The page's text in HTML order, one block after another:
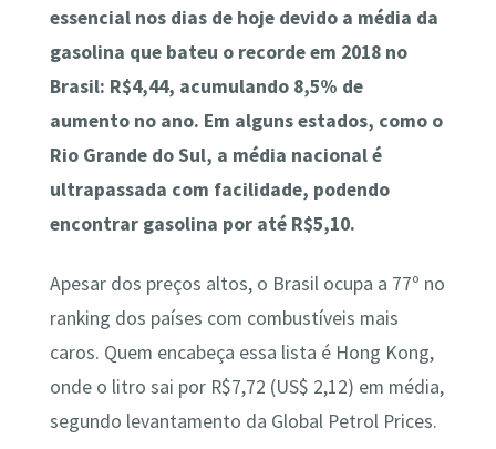
essencial nos dias de hoje devido a média da
gasolina que bateu o recorde em 2018 no
Brasil: R$4,44, acumulando 8,5% de
aumento no ano. Em alguns estados, como o
Rio Grande do Sul, a média nacional é
ultrapassada com facilidade, podendo
encontrar gasolina por até R$5,10.
Apesar dos preços altos, o Brasil ocupa a 77º no
ranking dos países com combustíveis mais
caros. Quem encabeça essa lista é Hong Kong,
onde o litro sai por R$7,72 (US$ 2,12) em média,
segundo levantamento da Global Petrol Prices.